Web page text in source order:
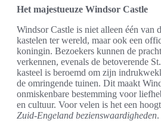
Het majestueuze Windsor Castle
Windsor Castle is niet alleen één van
kastelen ter wereld, maar ook een
koningin. Bezoekers kunnen de
verkennen, evenals de betoverende
kasteel is beroemd om zijn
de omringende tuinen. Dit maakt
onmiskenbare bestemming voor
en cultuur. Voor velen is het een
Zuid-Engeland bezienswaardigheden.